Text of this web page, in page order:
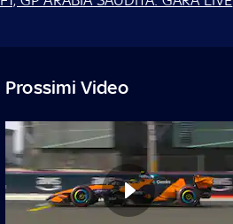
Prossimi Video